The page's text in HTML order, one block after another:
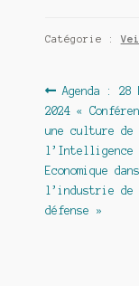
Catégorie :
de
l’article
Article
précédent :
Agenda : 28
2024 «
une culture de
l’Intelligence
Economique dans
l’industrie de
défense »